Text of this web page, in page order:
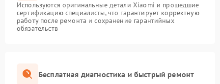
Используются оригинальные детали Xiaomi и прошедшие
сертификацию специалисты, что гарантирует корректную
работу после ремонта и сохранение гарантийных
обязательств
Бесплатная диагностика и быстрый ремонт